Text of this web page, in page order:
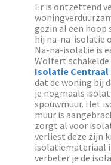
Er is ontzettend
gezin al een hoop
hij na-na-isolatie
Na-na-isolatie is
Wolfert schakelde
Isolatie Centraal
dat de woning bij
je nogmaals
spouwmuur. Het
muur is
zorgt al voor
verliest deze zijn
isolatiemateriaal
verbeter je de